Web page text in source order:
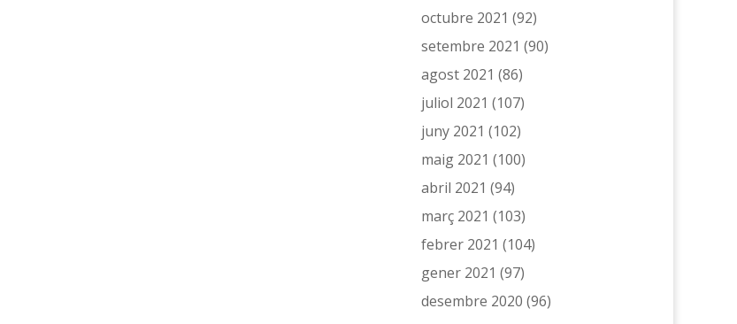
octubre 2021 (92)
setembre 2021 (90)
agost 2021 (86)
juliol 2021 (107)
juny 2021 (102)
maig 2021 (100)
abril 2021 (94)
març 2021 (103)
febrer 2021 (104)
gener 2021 (97)
desembre 2020 (96)